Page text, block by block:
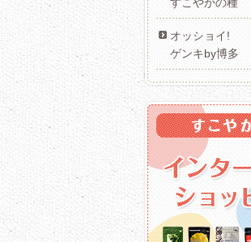
すこやかの種
オッショイ!
ゲンキby博多